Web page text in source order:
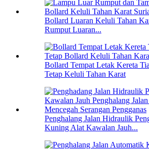
Bollard Luaran Keluli Tahan
Rumput Luaran...
Bollard Tempat Letak Kereta
Tetap Keluli Tahan Karat
Penghalang Jalan Hidraulik
Kuning Alat Kawalan Jauh...